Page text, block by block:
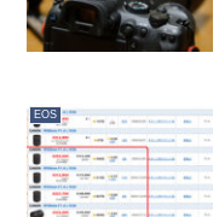
EOS